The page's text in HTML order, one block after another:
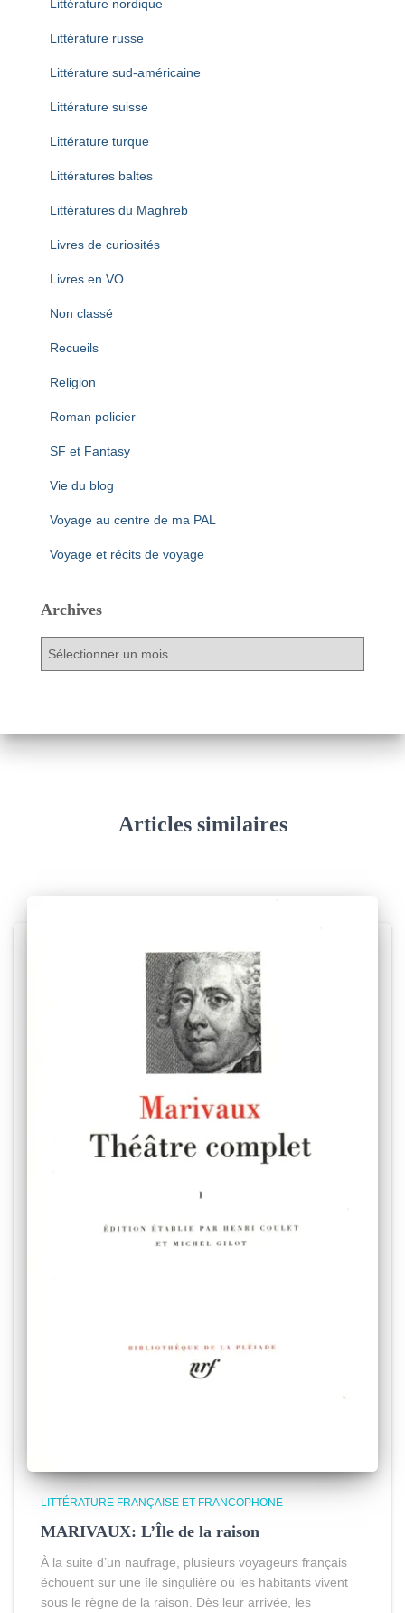
Littérature nordique
Littérature russe
Littérature sud-américaine
Littérature suisse
Littérature turque
Littératures baltes
Littératures du Maghreb
Livres de curiosités
Livres en VO
Non classé
Recueils
Religion
Roman policier
SF et Fantasy
Vie du blog
Voyage au centre de ma PAL
Voyage et récits de voyage
Archives
v
Articles similaires
LITTÉRATURE FRANÇAISE ET FRANCOPHONE
MARIVAUX: L’Île de la raison
À la suite d’un naufrage, plusieurs voyageurs français
échouent sur une île singulière où les habitants vivent
sous le règne de la raison. Dès leur arrivée, les